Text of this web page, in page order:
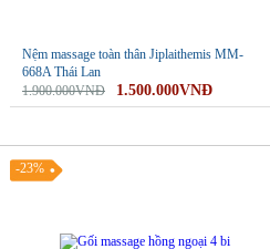
Nệm massage toàn thân Jiplaithemis MM-
668A Thái Lan
1.900.000VNĐ
1.500.000VNĐ
-23%